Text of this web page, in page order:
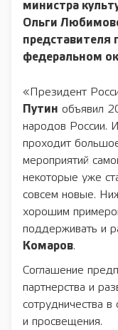
министра
Ольги
представителя
федеральном
«Президент
Путин объявил
народов России.
проходит
мероприятий
некоторые уже
совсем новые.
хорошим
поддерживать и
Комаров.
Соглашение
партнерства и
сотрудничества в
и просвещения.